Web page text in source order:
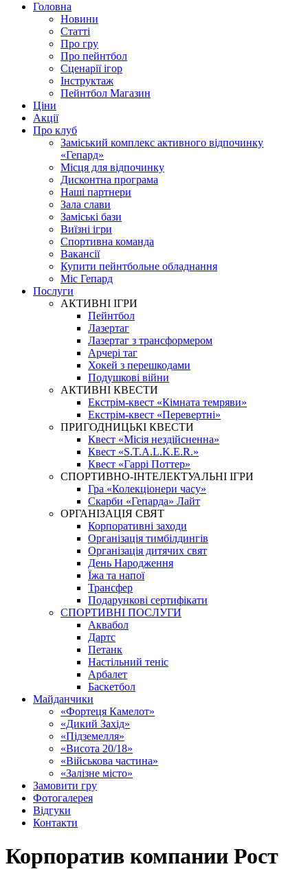
Головна
Новини
Статті
Про гру
Про пейнтбол
Сценарії ігор
Інструктаж
Пейнтбол Магазин
Ціни
Акції
Про клуб
Заміський комплекс активного відпочинку
«Гепард»
Місця для відпочинку
Дисконтна програма
Наші партнери
Зала слави
Заміські бази
Виїзні ігри
Спортивна команда
Вакансії
Купити пейнтбольне обладнання
Міс Гепард
Послуги
АКТИВНІ ІГРИ
Пейнтбол
Лазертаг
Лазертаг з трансформером
Арчері таг
Хокей з перешкодами
Подушкові війни
АКТИВНІ КВЕСТИ
Екстрім-квест «Кімната темряви»
Екстрім-квест «Перевертні»
ПРИГОДНИЦЬКІ КВЕСТИ
Квест «Місія нездійсненна»
Квест «S.T.A.L.K.E.R.»
Квест «Гаррі Поттер»
СПОРТИВНО-ІНТЕЛЕКТУАЛЬНІ ІГРИ
Гра «Колекціонери часу»
Скарби «Гепарда» Лайт
ОРГАНІЗАЦІЯ СВЯТ
Корпоративні заходи
Організація тимбілдингів
Організація дитячих свят
День Народження
Їжа та напої
Трансфер
Подарункові сертифікати
СПОРТИВНІ ПОСЛУГИ
Аквабол
Дартс
Петанк
Настільний теніс
Арбалет
Баскетбол
Майданчики
«Фортеця Камелот»
«Дикий Захід»
«Підземелля»
«Висота 20/18»
«Військова частина»
«Залізне місто»
Замовити гру
Фотогалерея
Відгуки
Контакти
Корпоратив компании Рост